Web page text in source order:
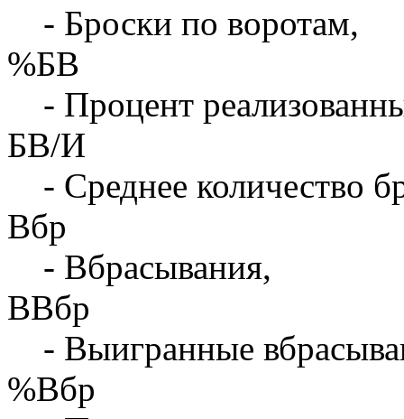
- Броски по воротам,
%БВ
- Процент
БВ/И
- Среднее количество
Вбр
- Вбрасывания,
ВВбр
- Выигранные
%Вбр